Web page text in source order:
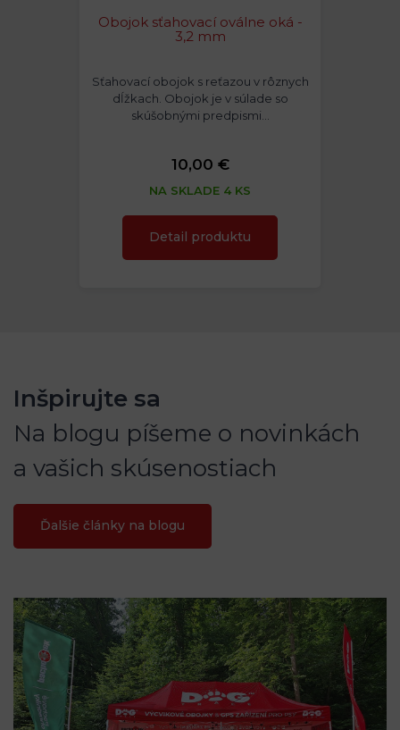
Obojok sťahovací oválne oká -
3,2 mm
Sťahovací obojok s reťazou v rôznych
dĺžkach. Obojok je v súlade so
skúšobnými predpismi…
10,00 €
NA SKLADE 4 KS
Detail produktu
Inšpirujte sa
Na blogu píšeme o novinkách
a vašich skúsenostiach
Ďalšie články na blogu